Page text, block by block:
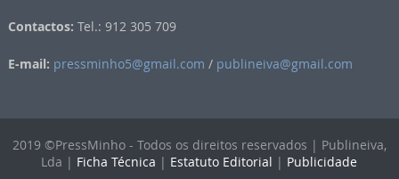
Contactos: Tel.: 912 305 709
E-mail: pressminho5@gmail.com / publineiva@gmail.com
2019 ©PressMinho - Todos os direitos reservados | Publineiva,
Lda | Ficha Técnica | Estatuto Editorial | Publicidade